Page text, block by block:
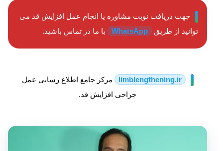
جهت دریافت نوبت مشاوره یا انجام عمل افزایش قد می
توانید از طریق WhatsApp با ما در تماس باشید.
limblengthening.ir
مرکز جامع اطلاع رسانی عمل
جراحی افزایش قد.